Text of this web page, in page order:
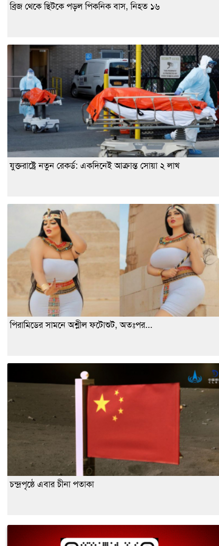
ব্রিজ থেকে ছিটকে পড়ল পিকনিক বাস, নিহত ১৬
যুক্তরাষ্ট্রে নতুন রেকর্ড: একদিনেই আক্রান্ত সোয়া ২ লাখ
পিরামিডের সামনে অশ্লীল ফটোশুট, অতঃপর...
চন্দ্রপৃষ্ঠে এবার চীনা পতাকা